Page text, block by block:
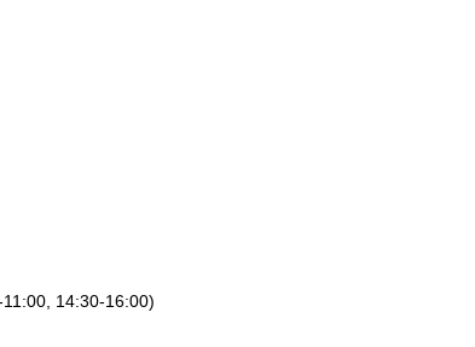
14:30-16:00)